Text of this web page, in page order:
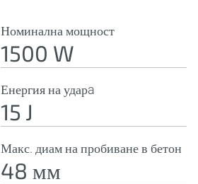
Номинална мощност
1500 W
Енергия на ударa
15 J
Макс. диам на пробиване в бетон
48 мм